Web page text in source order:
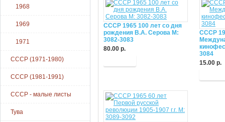
1968
1969
1971
СССР (1971-1980)
СССР (1981-1991)
СССР - малые листы
Тува
СССР 1965 100 лет со дня
рождения В.А. Серова М:
3082-3083
80.00 р.
СССР
3084
15.00 р.